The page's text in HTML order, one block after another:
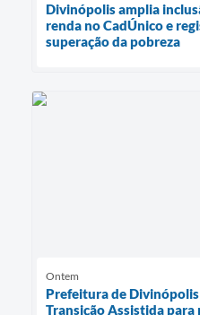
Divinópolis amplia
renda no CadÚnico e
superação da pobreza
Ontem
Prefeitura de
Transição Assistida